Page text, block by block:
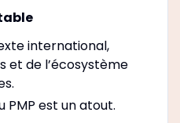
international,
et de l’écosystème
PMP est un atout.